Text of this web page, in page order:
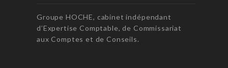
Groupe HOCHE, cabinet indépendant
d’Expertise Comptable, de Commissariat
aux Comptes et de Conseils.